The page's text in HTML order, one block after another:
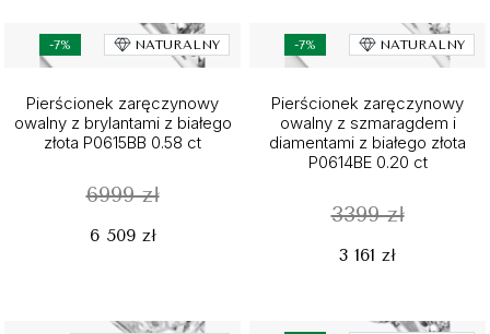
-7% NATURALNY
Pierścionek zaręczynowy
owalny z brylantami z białego
złota P0615BB 0.58 ct
6999 zł
6 509 zł
-7% NATURALNY
Pierścionek zaręczynowy
owalny z szmaragdem i
diamentami z białego złota
P0614BE 0.20 ct
3399 zł
3 161 zł